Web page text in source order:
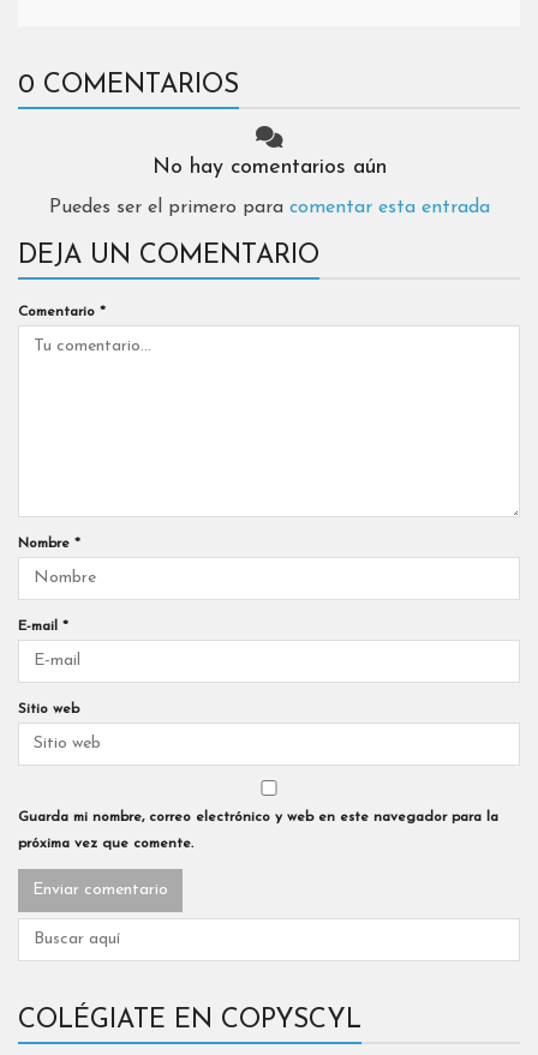
0 COMENTARIOS
No hay comentarios aún
Puedes ser el primero para comentar esta entrada
DEJA UN COMENTARIO
Comentario *
Nombre *
E-mail *
Sitio web
Guarda mi nombre, correo electrónico y web en este navegador para la
próxima vez que comente.
COLÉGIATE EN COPYSCYL